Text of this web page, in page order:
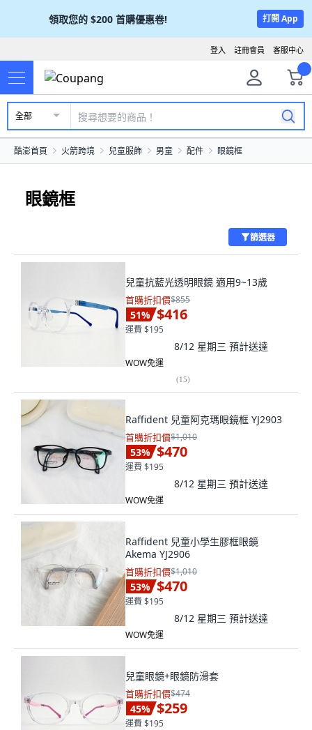
領取您的 $200 首購優惠卷! 打開 App
客服中心
註冊會員
登入
全部
酷澎首頁 火箭跨境 兒童服飾 男童 配件 眼鏡框
眼鏡框
篩選器
兒童抗藍光透明眼鏡 適用9~13歲
首購折扣價$855
51% $416
運費 $195
8/12 星期三 預計送達
WOW免運
(15)
Raffident 兒童阿克瑪眼鏡框 YJ2903
首購折扣價$1,010
53% $470
運費 $195
8/12 星期三 預計送達
WOW免運
Raffident 兒童小學生膠框眼鏡
Akema YJ2906
首購折扣價$1,010
53% $470
運費 $195
8/12 星期三 預計送達
WOW免運
兒童眼鏡+眼鏡防滑套
首購折扣價$474
45% $259
運費 $195